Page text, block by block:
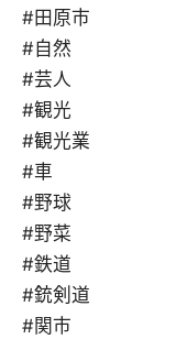
#田原市
#自然
#芸人
#観光
#観光業
#車
#野球
#野菜
#鉄道
#銃剣道
#関市